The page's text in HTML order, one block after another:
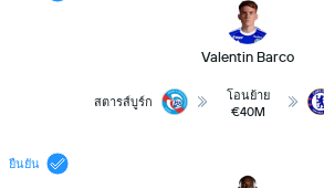
Valentin Barco
สตารส์บูร์ก
โอนย้าย
€40M
ยืนยัน